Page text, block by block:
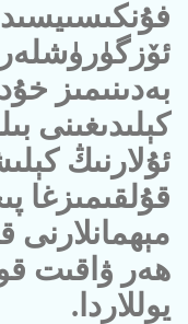
ئۆزگۈرۈشلەر
بەدىنىمىز
كېلىدىغىنى
ئۇلارنىڭ
قۇلقىمىزغا
ھەر ۋاقىت
يوللاردا.